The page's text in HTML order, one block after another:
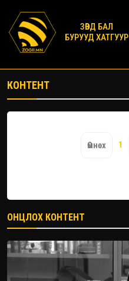
ЗӨВД БАЛ
БУРУУД ХАТГУУР
КОНТЕНТ
Өмнөх 1
ОНЦЛОХ КОНТЕНТ